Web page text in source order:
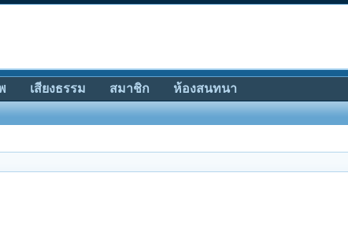
เสียงธรรม สมาชิก ห้องสนทนา